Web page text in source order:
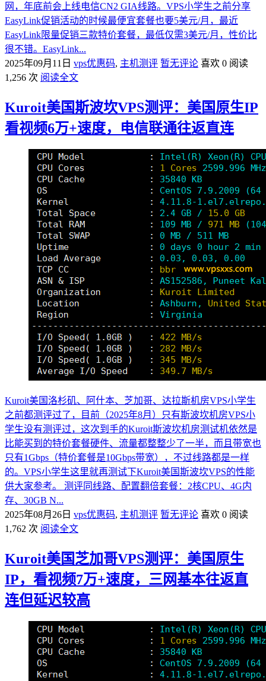
网，年底前会上线电信CN2 GIA线路。VPS小学生之前分享
EasyLink促销活动的时候最便宜套餐也要5美元/月，最近
EasyLink限量促销三款特价套餐，最低仅需3美元/月，性价比
很不错。EasyLink...
2025年09月11日 vps优惠码, 主机测评 暂无评论 喜欢 0 阅读
1,256 次 阅读全文
Kuroit美国斯波坎VPS测评：美国原生IP
看视频6万+速度，电信联通往返直连
Kuroit美国洛杉矶、阿什本、芝加哥、达拉斯机房VPS小学生
之前都测评过了，目前（2025年8月）只有斯波坎机房VPS小
学生没有测评过，这次到手的Kuroit斯波坎机房测试机依然是
比能买到的特价套餐硬件、流量都整整少了一半，而且带宽也
只有1Gbps（特价套餐是10Gbps带宽），不过线路都是一样
的。VPS小学生这里就再测试下Kuroit美国斯波坎VPS的性能
供大家参考。 测评同线路、配置翻倍套餐：2核CPU、4G内
存、30GB N...
2025年08月26日 vps优惠码, 主机测评 暂无评论 喜欢 0 阅读
1,762 次 阅读全文
Kuroit美国芝加哥VPS测评：美国原生
IP，看视频7万+速度，三网基本往返直
连但延迟较高